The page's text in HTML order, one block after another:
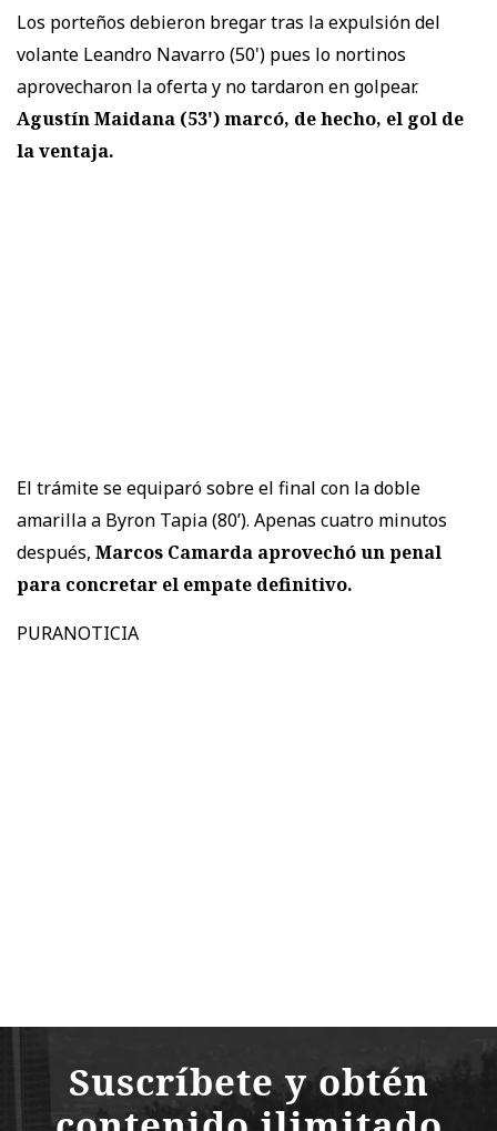
Los porteños debieron bregar tras la expulsión del
volante Leandro Navarro (50') pues lo nortinos
aprovecharon la oferta y no tardaron en golpear.
Agustín Maidana (53') marcó, de hecho, el gol de
la ventaja.
El trámite se equiparó sobre el final con la doble
amarilla a Byron Tapia (80’). Apenas cuatro minutos
después, Marcos Camarda aprovechó un penal
para concretar el empate definitivo.
PURANOTICIA